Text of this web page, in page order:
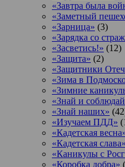
«Завтра была
«Заметный
«Зарница» (3)
«Зарядка со
«Засветись!» (12)
«Защита» (2)
«Защитники
«Зима в
«Зимние
«Знай и
«Знай наших»
«Изучаем ПДД»
«Кадетская
«Кадетская слава»
«Каникулы с
«Коробка добра»